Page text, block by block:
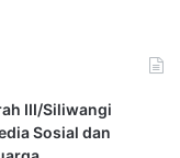
III/Siliwangi
Sosial dan